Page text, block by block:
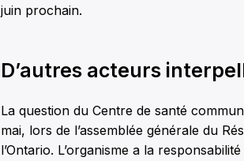
juin prochain.
D’autres acteurs
La question du Centre de santé
mai, lors de l’assemblée générale du
l’Ontario. L’organisme a la